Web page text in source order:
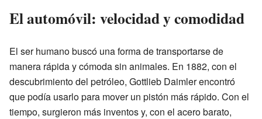
El automóvil: velocidad y comodidad
El ser humano buscó una forma de transportarse de
manera rápida y cómoda sin animales. En 1882, con el
descubrimiento del petróleo, Gottlieb Daimler encontró
que podía usarlo para mover un pistón más rápido. Con el
tiempo, surgieron más inventos y, con el acero barato,